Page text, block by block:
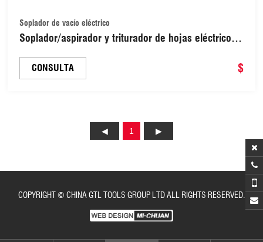
Soplador de vacío eléctrico
Soplador/aspirador y triturador de hojas eléctrico 3
y tritura. Incluye bolsa recolectora de 35 l
(EVB016).
CONSULTA $
1
COPYRIGHT © CHINA GTL TOOLS GROUP LTD ALL RIGHTS RESERVED.